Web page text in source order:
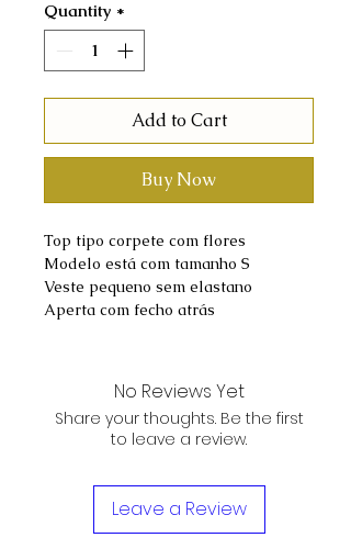
Quantity *
Add to Cart
Buy Now
Top tipo corpete com flores
Modelo está com tamanho S
Veste pequeno sem elastano
Aperta com fecho atrás
No Reviews Yet
Share your thoughts. Be the first
to leave a review.
Leave a Review